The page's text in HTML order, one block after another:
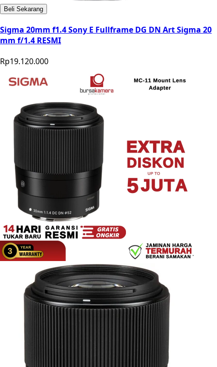
Beli Sekarang
Sigma 20mm f1.4 Sony E Fullframe DG DN Art Sigma 20
mm f/1.4 RESMI
Rp19.120.000